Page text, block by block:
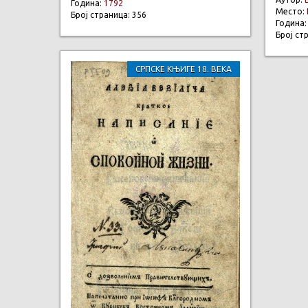
Година: 1792
Број страница: 356
СРПСКЕ КЊИГЕ 18. ВЕКА
Место:
Година:
Број